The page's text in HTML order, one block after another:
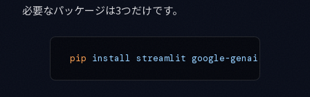
必要なパッケージは3つだけです。
pip install streamlit google-genai